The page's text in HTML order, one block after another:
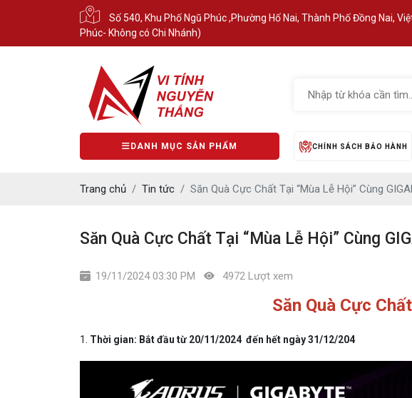
Số 540, Khu Phố Ngũ Phúc ,Phường Hố Nai, Thành Phố Đồng Nai,
Phúc- Không có Chi Nhánh)
DANH MỤC SẢN PHẨM CHÍNH SÁCH BẢO HÀNH
Trang chủ Tin tức Săn Quà Cực Chất Tại “Mùa Lễ Hội” Cùng
Săn Quà Cực Chất Tại “Mùa Lễ Hội” Cùng
19/11/2024 03:30 PM 4972 Lượt xem
Săn Quà Cực
1. Thời gian: Bắt đầu từ 20/11/2024 đến hết ngày 31/12/204